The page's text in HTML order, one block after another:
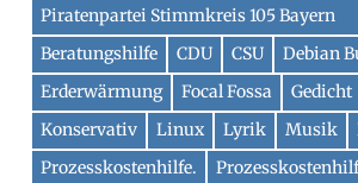
Piratenpartei Stimmkreis 105 Bayern
Beratungshilfe
CDU CSU
Debian
Erderwärmung
Focal Fossa Gedicht
Konservativ
Linux Lyrik Musik
Prozesskostenhilfe.